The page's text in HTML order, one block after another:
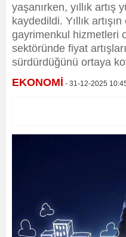
yaşanırken, yıllık artış
kaydedildi. Yıllık
gayrimenkul hizmetleri
sektöründe fiyat
sürdürdüğünü ortaya
EKONOMİ - 31-12-2025